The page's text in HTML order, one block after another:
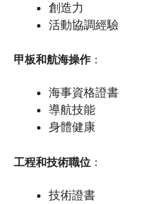
創造力
活動協調經驗
甲板和航海操作：
海事資格證書
導航技能
身體健康
工程和技術職位 ：
技術證書